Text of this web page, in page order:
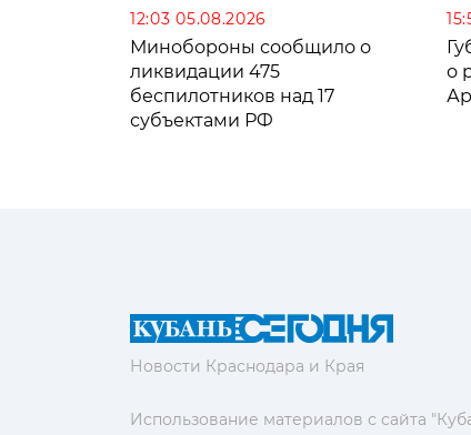
12:03 05.08.2026
Минобороны сообщило о
ликвидации 475
беспилотников над 17
субъектами РФ
о
Новости Краснодара и Края
Использование материалов с сайта